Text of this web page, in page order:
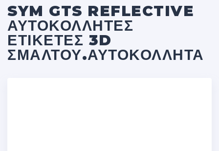
SYM GTS REFLECTIVE
ΑΥΤΟΚΌΛΛΗΤΕΣ
ΕΤΙΚΈΤΕΣ 3D
ΣΜΆΛΤΟΥ.ΑΥΤΟΚΌΛΛΗΤΑ